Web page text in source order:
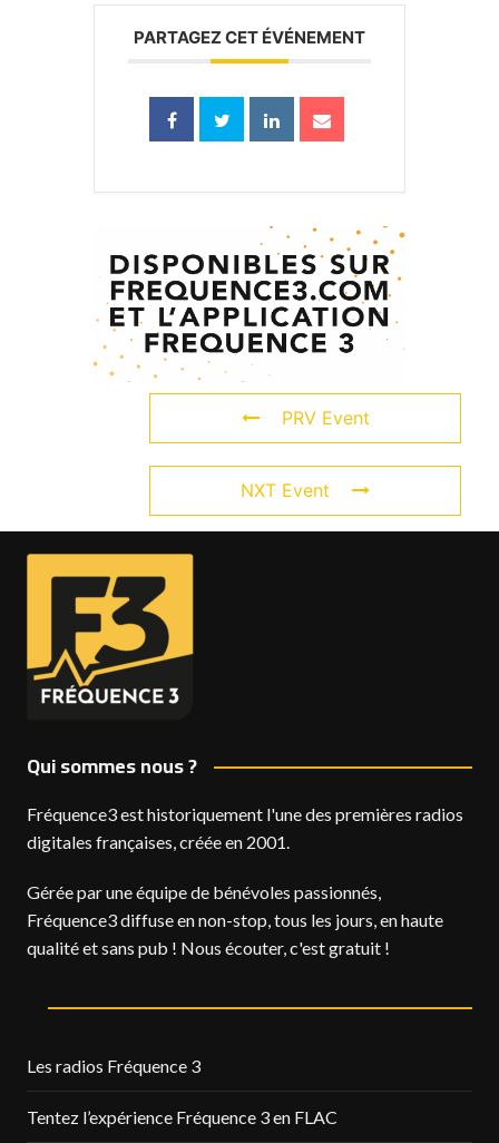
PARTAGEZ CET ÉVÉNEMENT
PRV Event
NXT Event
Qui sommes nous ?
Fréquence3 est historiquement l'une des premières radios
digitales françaises, créée en 2001.
Gérée par une équipe de bénévoles passionnés,
Fréquence3 diffuse en non-stop, tous les jours, en haute
qualité et sans pub ! Nous écouter, c'est gratuit !
Les radios Fréquence 3
Tentez l’expérience Fréquence 3 en FLAC